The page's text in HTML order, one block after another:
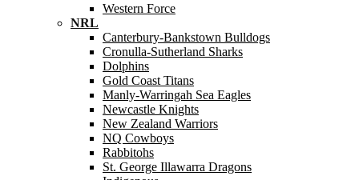
Western Force
NRL
Canterbury-Bankstown Bulldogs
Cronulla-Sutherland Sharks
Dolphins
Gold Coast Titans
Manly-Warringah Sea Eagles
Newcastle Knights
New Zealand Warriors
NQ Cowboys
Rabbitohs
St. George Illawarra Dragons